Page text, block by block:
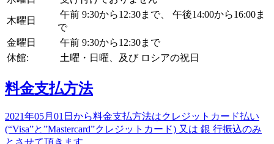
木曜日
午前 9:30から12:30まで、 午後14:00から16:00ま
で
金曜日
午前 9:30から12:30まで
休館:
土曜・日曜、及び ロシアの祝日
料金支払方法
2021年05月01日から料金支払方法はクレジットカード払い
(“Visa”と”Mastercard”クレジットカード) 又は 銀 行振込のみ
とさせて頂きます。